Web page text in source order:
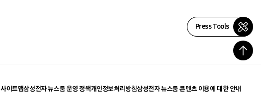
Press Tools
사이트맵삼성전자 뉴스룸 운영 정책개인정보처리방침삼성전자 뉴스룸 콘텐츠 이용에 대한 안내